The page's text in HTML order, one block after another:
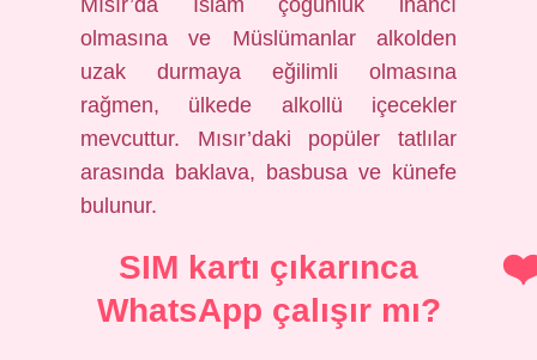
Mısır’da İslam çoğunluk inancı
olmasına ve Müslümanlar alkolden
uzak durmaya eğilimli olmasına
rağmen, ülkede alkollü içecekler
mevcuttur. Mısır’daki popüler tatlılar
arasında baklava, basbusa ve künefe
bulunur.
SIM kartı çıkarınca
WhatsApp çalışır mı?